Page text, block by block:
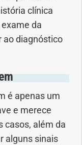
clínica
da
ao diagnóstico
é apenas um
e merece
casos, além da
alguns sinais